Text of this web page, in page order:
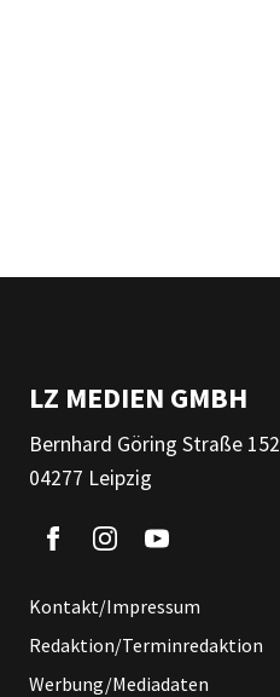
LZ MEDIEN GMBH
Bernhard Göring Straße 152
04277 Leipzig
Kontakt/Impressum
Redaktion/Terminredaktion
Werbung/Mediadaten